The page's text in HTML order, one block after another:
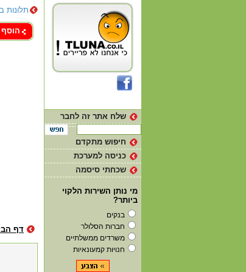
תלונות
צור קשר
דף
שלח אתר זה לחבר
חיפוש מתקדם
כניסה למערכת
שכחתי סיסמה
מי נותן השירות הלקוי
ביותר?
בנקים
חברות הסלולר
משרדים ממשלתיים
חנויות קמעונאיות